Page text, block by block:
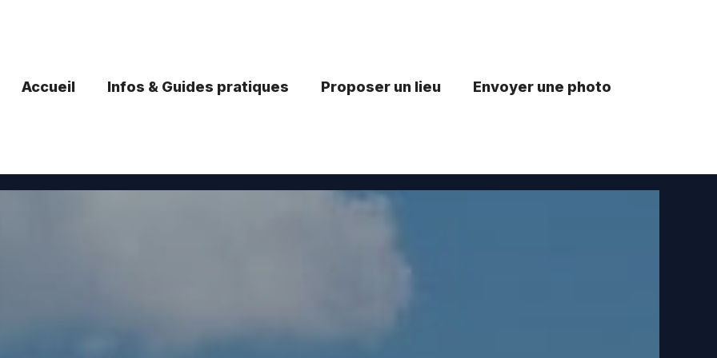
Accueil Infos & Guides pratiques Proposer un lieu Envoyer une photo